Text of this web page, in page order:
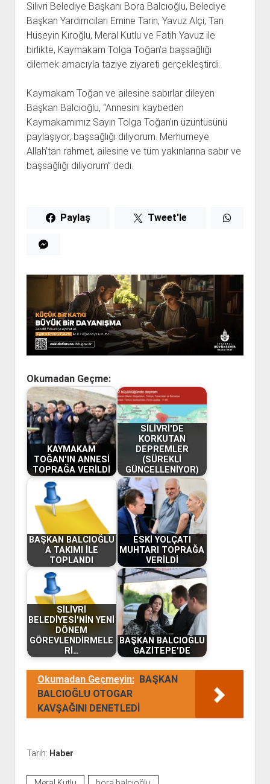
Silivri Belediye Başkanı Bora Balcıoğlu, Belediye
Başkan Yardımcıları Emine Tarin, Yavuz Alçi, Tan
Hüseyin Kıroğlu, Meral Kutlu ve Fatih Yavuz ile
birlikte, Kaymakam Tolga Toğan’a başsağlığı
dilemek amacıyla taziye ziyareti gerçekleştirdi.
Kaymakam Toğan ve ailesine sabırlar dileyen
Başkan Balcıoğlu, “Annesini kaybeden
Kaymakamımız Sayın Tolga Toğan’ın üzüntüsünü
paylaşıyor, başsağlığı diliyorum. Merhumeye
Allah’tan rahmet, ailesine ve tüm yakınlarına sabır ve
başsağlığı diliyorum” dedi.
Paylaş Tweet'le
Okumadan Geçme:
KAYMAKAM
TOĞAN'IN ANNESİ
TOPRAĞA VERİLDİ
SİLİVRİ'DE
KORKUTAN
DEPREMLER
(SÜREKLİ
GÜNCELLENİYOR)
BAŞKAN BALCIOĞLU
A TAKIMI İLE
TOPLANDI
ESKİ YOLÇATI
MUHTARI TOPRAĞA
VERİLDİ
SİLİVRİ
BELEDİYESİ'NİN YENİ
DÖNEM
GÖREVLENDİRMELE
Rİ…
BAŞKAN BALCIOĞLU
GAZİTEPE'DE
Okumadan Geçmeyin: BAŞKAN
BALCIOĞLU OTOGAR
KAVŞAĞINI DENETLEDİ
Tarih: Haber